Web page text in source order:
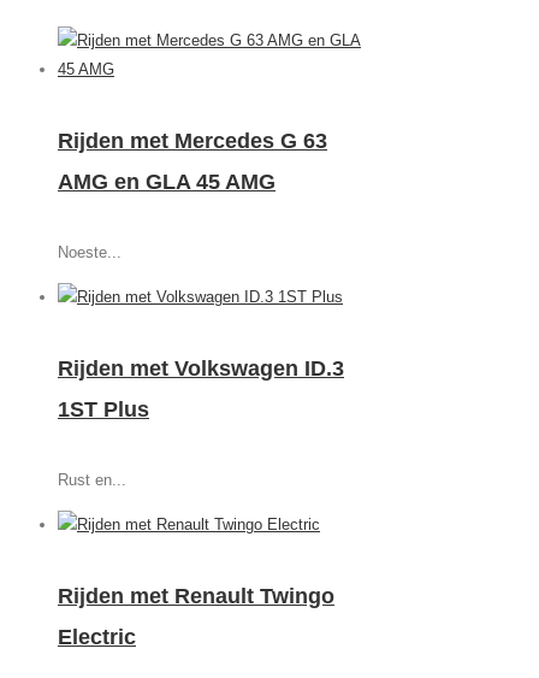
Rijden met Mercedes G 63
AMG en GLA 45 AMG
Noeste...
Rijden met Volkswagen ID.3
1ST Plus
Rust en...
Rijden met Renault Twingo
Electric